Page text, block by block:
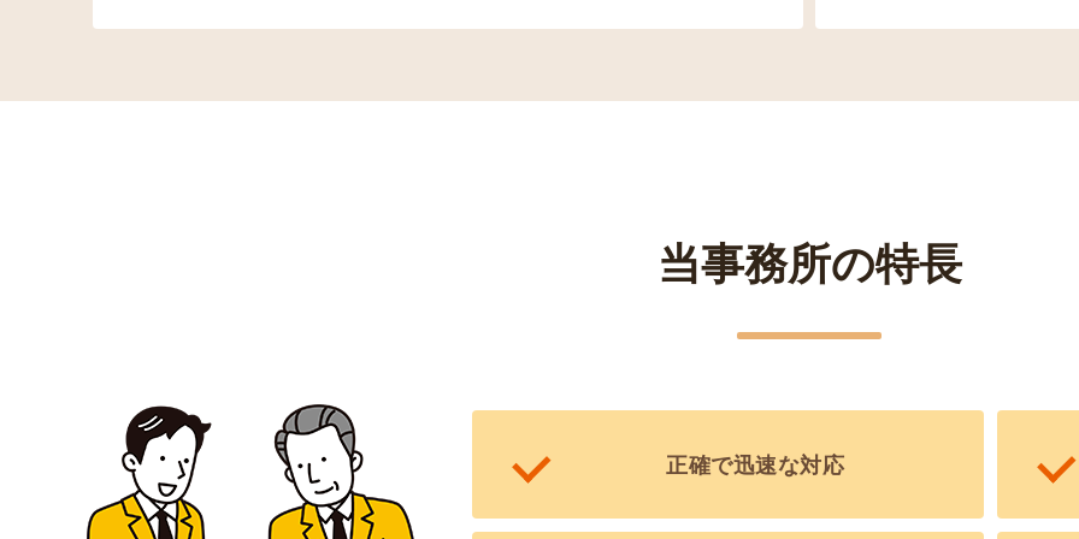
当事務所の特長
正確で迅速な対応